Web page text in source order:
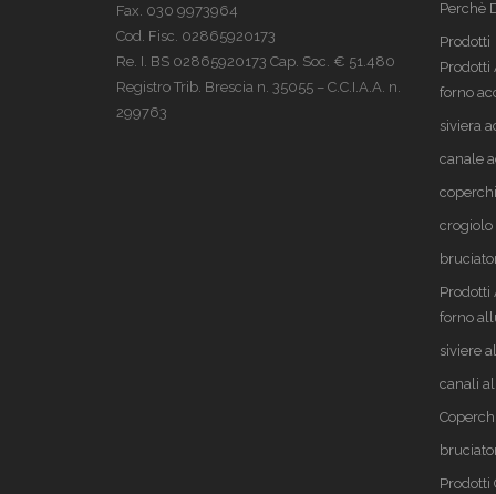
Fax. 030 9973964
Cod. Fisc. 02865920173
Re. I. BS 02865920173 Cap. Soc. € 51.480
Registro Trib. Brescia n. 35055 – C.C.I.A.A. n.
299763
Perchè
Prodotti
Prodotti
forno
siviera
canale
crogiolo
Prodotti
forno
siviere
canali
Prodotti